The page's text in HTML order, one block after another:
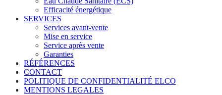
Efficacité énergétique
SERVICES
Services avant-vente
Mise en service
Service après vente
Garanties
RÉFÉRENCES
CONTACT
POLITIQUE DE CONFIDENTIALITÉ ELCO
MENTIONS LEGALES